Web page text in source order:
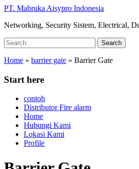
Skip
main
PT. Mabruka Aisypro Indonesia
Networking, Security Sistem, Electrical,
Search
for:
Search
Home » barrier gate » Barrier Gate
Start here
contoh
Distributor Fire alarm
Home
Hubungi Kami
Lokasi Kami
Profile